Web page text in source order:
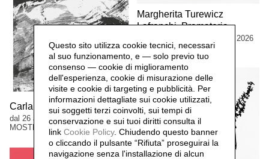
Carla Ferriroli. Sedimenti
dal 26 aprile al 13 settembre 2026
MOSTRE
Margherita Turewicz
Lafranchi. Pramateria
dal 1 marzo al 13 settembre 2026
MOSTRE
Questo sito utilizza cookie tecnici, necessari
al suo funzionamento, e — solo previo tuo
consenso — cookie di miglioramento
dell'esperienza, cookie di misurazione delle
visite e cookie di targeting e pubblicità. Per
informazioni dettagliate sui cookie utilizzati,
sui soggetti terzi coinvolti, sui tempi di
conservazione e sui tuoi diritti consulta il
link Cookie Policy. Chiudendo questo banner
o cliccando il pulsante “Rifiuta” proseguirai la
navigazione senza l'installazione di alcun